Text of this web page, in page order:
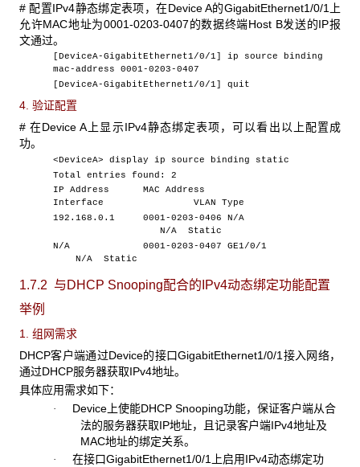
# 配置IPv4静态绑定表项，在Device A的GigabitEthernet1/0/1上
允许MAC地址为0001-0203-0407的数据终端Host B发送的IP报
文通过。
[DeviceA-GigabitEthernet1/0/1] ip source binding
mac-address 0001-0203-0407
[DeviceA-GigabitEthernet1/0/1] quit
4. 验证配置
# 在Device A上显示IPv4静态绑定表项，可以看出以上配置成
功。
<DeviceA> display ip source binding static
Total entries found: 2
IP Address MAC Address
Interface VLAN Type
192.168.0.1 0001-0203-0406 N/A
N/A Static
N/A 0001-0203-0407 GE1/0/1
N/A Static
1.7.2 与DHCP Snooping配合的IPv4动态绑定功能配置
举例
1. 组网需求
DHCP客户端通过Device的接口GigabitEthernet1/0/1接入网络，
通过DHCP服务器获取IPv4地址。
具体应用需求如下：
· Device上使能DHCP Snooping功能，保证客户端从合
法的服务器获取IP地址，且记录客户端IPv4地址及
MAC地址的绑定关系。
· 在接口GigabitEthernet1/0/1上启用IPv4动态绑定功